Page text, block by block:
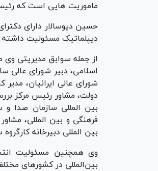
ماموریت هایی است که
حسین دیوسالار دارای
دیپلماتیک مسئولیت
از جمله سوابق مدیریتی وی
اسلامی، دبیر شورای عالی
شورای عالی ایرانیان،
دولت، مشاور رئیس مرکز
بین المللی سازمان صدا
فرهنگی و بین المللی،
بین المللی دبیرخانه
وی همچنین مسئولیت
بین‌المللی در کشورهای